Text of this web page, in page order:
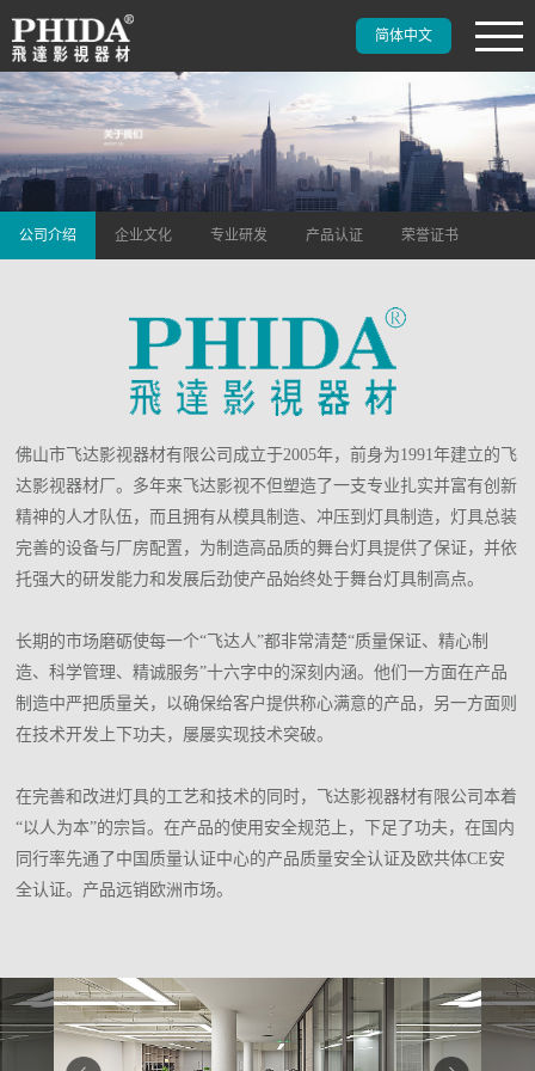
简体中文
公司介绍 企业文化 专业研发 产品认证 荣誉证书
佛山市飞达影视器材有限公司成立于2005年，前身为1991年建立的飞
达影视器材厂。多年来飞达影视不但塑造了一支专业扎实并富有创新
精神的人才队伍，而且拥有从模具制造、冲压到灯具制造，灯具总装
完善的设备与厂房配置，为制造高品质的舞台灯具提供了保证，并依
托强大的研发能力和发展后劲使产品始终处于舞台灯具制高点。
长期的市场磨砺使每一个“飞达人”都非常清楚“质量保证、精心制
造、科学管理、精诚服务”十六字中的深刻内涵。他们一方面在产品
制造中严把质量关，以确保给客户提供称心满意的产品，另一方面则
在技术开发上下功夫，屡屡实现技术突破。
在完善和改进灯具的工艺和技术的同时，飞达影视器材有限公司本着
“以人为本”的宗旨。在产品的使用安全规范上，下足了功夫，在国内
同行率先通了中国质量认证中心的产品质量安全认证及欧共体CE安
全认证。产品远销欧洲市场。